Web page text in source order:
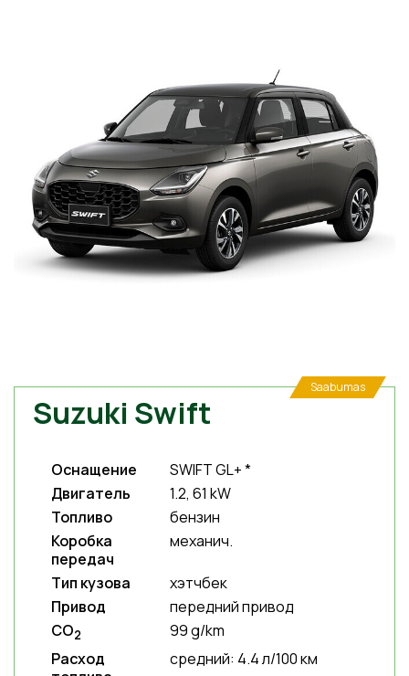
Suzuki Swift
Saabumas
Оснащение
SWIFT GL+ *
Двигатель
1.2, 61 kW
Топливо
бензин
Коробка
передач
механич.
Тип кузова
хэтчбек
Привод
передний привод
CO2
99 g/km
Расход
средний: 4.4 л/100 км